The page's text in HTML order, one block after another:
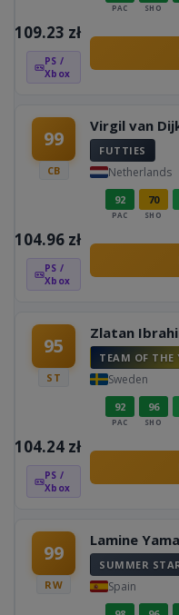
PAC SHO
109.23 zł
PS /
Xbox
99
CB
Virgil van
FUTTIES
Netherlands
92
PAC
70
SHO
104.96 zł
PS /
Xbox
95
ST
Zlatan
TEAM OF THE
Sweden
92
PAC
96
SHO
104.24 zł
PS /
Xbox
99
RW
Lamine
SUMMER
Spain